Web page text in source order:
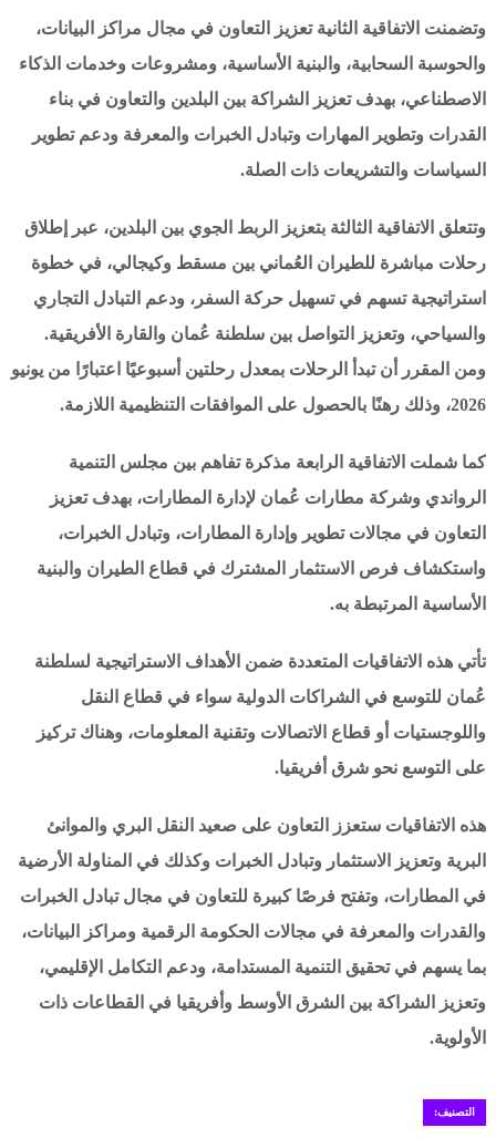
وتضمنت الاتفاقية الثانية تعزيز التعاون في مجال مراكز البيانات،
والحوسبة السحابية، والبنية الأساسية، ومشروعات وخدمات الذكاء
الاصطناعي، بهدف تعزيز الشراكة بين البلدين والتعاون في بناء
القدرات وتطوير المهارات وتبادل الخبرات والمعرفة ودعم تطوير
السياسات والتشريعات ذات الصلة.
وتتعلق الاتفاقية الثالثة بتعزيز الربط الجوي بين البلدين، عبر إطلاق
رحلات مباشرة للطيران العُماني بين مسقط وكيجالي، في خطوة
استراتيجية تسهم في تسهيل حركة السفر، ودعم التبادل التجاري
والسياحي، وتعزيز التواصل بين سلطنة عُمان والقارة الأفريقية.
ومن المقرر أن تبدأ الرحلات بمعدل رحلتين أسبوعيًا اعتبارًا من يونيو
2026، وذلك رهنًا بالحصول على الموافقات التنظيمية اللازمة.
كما شملت الاتفاقية الرابعة مذكرة تفاهم بين مجلس التنمية
الرواندي وشركة مطارات عُمان لإدارة المطارات، بهدف تعزيز
التعاون في مجالات تطوير وإدارة المطارات، وتبادل الخبرات،
واستكشاف فرص الاستثمار المشترك في قطاع الطيران والبنية
الأساسية المرتبطة به.
تأتي هذه الاتفاقيات المتعددة ضمن الأهداف الاستراتيجية لسلطنة
عُمان للتوسع في الشراكات الدولية سواء في قطاع النقل
واللوجستيات أو قطاع الاتصالات وتقنية المعلومات، وهناك تركيز
على التوسع نحو شرق أفريقيا.
هذه الاتفاقيات ستعزز التعاون على صعيد النقل البري والموانئ
البرية وتعزيز الاستثمار وتبادل الخبرات وكذلك في المناولة الأرضية
في المطارات، وتفتح فرصًا كبيرة للتعاون في مجال تبادل الخبرات
والقدرات والمعرفة في مجالات الحكومة الرقمية ومراكز البيانات،
بما يسهم في تحقيق التنمية المستدامة، ودعم التكامل الإقليمي،
وتعزيز الشراكة بين الشرق الأوسط وأفريقيا في القطاعات ذات
الأولوية.
التصنيف: